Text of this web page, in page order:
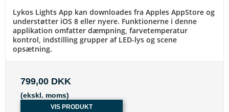
Lykos Lights App kan downloades fra Apples AppStore og
understøtter iOS 8 eller nyere. Funktionerne i denne
applikation omfatter dæmpning, farvetemperatur
kontrol, indstilling grupper af LED-lys og scene
opsætning.
799,00 DKK
(ekskl. moms)
VIS PRODUKT